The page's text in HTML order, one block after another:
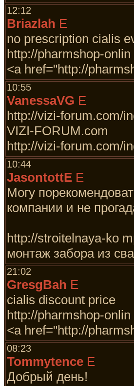
12:12
Briazlah E
no prescription cialis
http://pharmshop-
<a href="http://
10:55
VanessaVG E
http://vizi-forum.com/
VIZI-FORUM.com
http://vizi-forum.com/
10:44
JasontottE E
Могу
компании и не
http://stroitelnaya-ko
монтаж забора из
21:02
GresgBah E
cialis discount price
http://pharmshop-
<a href="http://
08:23
Tommytence E
Добрый день!